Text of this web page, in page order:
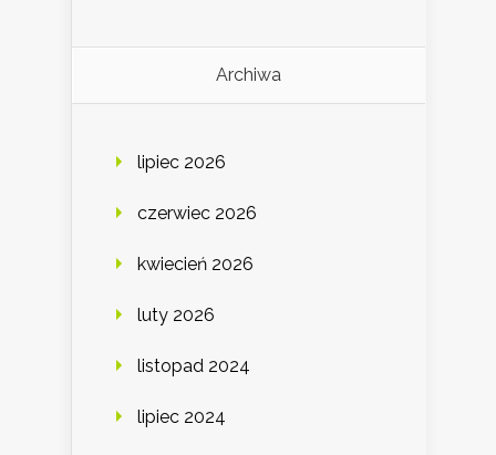
Archiwa
lipiec 2026
czerwiec 2026
kwiecień 2026
luty 2026
listopad 2024
lipiec 2024